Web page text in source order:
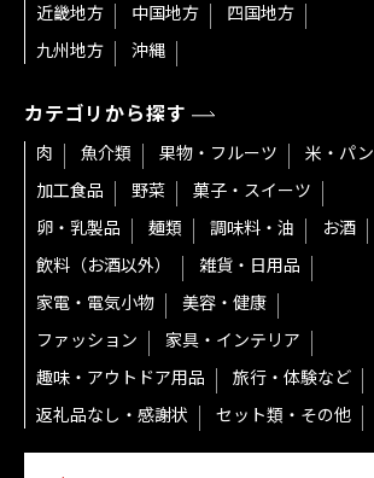
近畿地方
中国地方
四国地方
九州地方
沖縄
カテゴリから探す
肉 魚介類 果物・フルーツ
米・パン
加工食品
野菜
菓子・スイーツ
卵・乳製品
麺類 調味料・油
お酒
飲料（お酒以外）
雑貨・日用品
家電・電気小物
美容・健康
ファッション
家具・インテリア
趣味・アウトドア用品
旅行・体験など
返礼品なし・感謝状
セット類・その他